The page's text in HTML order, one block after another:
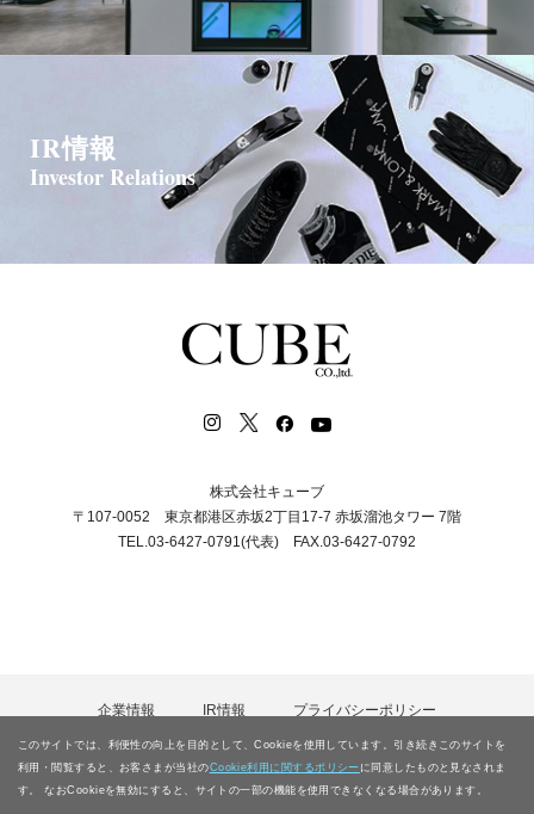
このサイトでは、利便性の向上を目的として、Cookieを使用しています。引き続きこのサイトを
利用・閲覧すると、お客さまが当社のCookie利用に関するポリシー に同意したものと見なされま
す。 なおCookieを無効にすると、サイトの一部の機能を使用できなくなる場合があります。
IR情報
Investor Relations
株式会社キューブ
〒107-0052 東京都港区赤坂2丁目17-7 赤坂溜池タワー 7階
TEL.03-6427-0791(代表) FAX.03-6427-0792
企業情報 IR情報
プライバシーポリシー
カスタマーハラスメント等に対する基本方針
電子公告
お問合わせ サイトマップ